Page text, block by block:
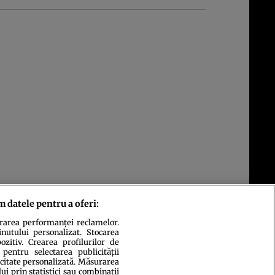
datele pentru a oferi:
performanței reclamelor.
personalizat. Stocarea
Crearea profilurilor de
selectarea publicității
personalizată. Măsurarea
prin statistici sau combinații